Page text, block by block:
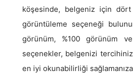
köşesinde, belgeniz için dört
görüntüleme seçeneği
görünüm, %100 görünüm
seçenekler, belgenizi
en iyi okunabilirliği sağlamanıza